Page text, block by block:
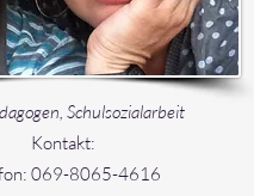
Schulsozialarbeit
Kontakt:
069-8065-4616